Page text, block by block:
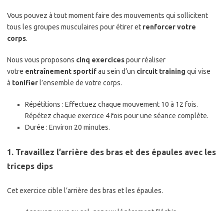
Vous pouvez à tout moment faire des mouvements qui sollicitent
tous les groupes musculaires pour étirer et renforcer votre
corps.
Nous vous proposons cinq exercicespour réaliser
votre entraînement sportifau sein d’un circuit training qui vise
à tonifier l’ensemble de votre corps.
Répétitions : Effectuez chaque mouvement 10 à 12 fois.
Répétez chaque exercice 4 fois pour une séance complète.
Durée : Environ 20 minutes.
1. Travaillez l’arrière des bras et des épaules avec les
triceps dips
Cet exercice cible l’arrière des bras et les épaules.